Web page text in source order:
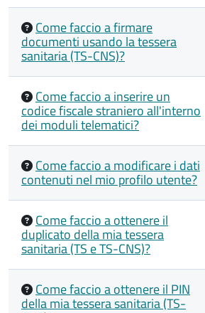
Come faccio a firmare
documenti usando la tessera
sanitaria (TS-CNS)?
Come faccio a inserire un
codice fiscale straniero all'interno
dei moduli telematici?
Come faccio a modificare i dati
contenuti nel mio profilo utente?
Come faccio a ottenere il
duplicato della mia tessera
sanitaria (TS e TS-CNS)?
Come faccio a ottenere il PIN
della mia tessera sanitaria (TS-